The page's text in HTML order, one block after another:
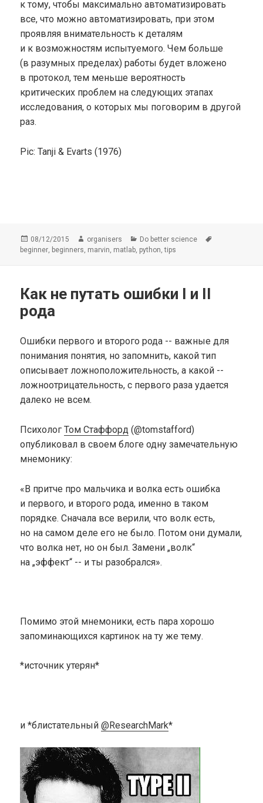
к тому, чтобы максимально автоматизировать
все, что можно автоматизировать, при этом
проявляя внимательность к деталям
и к возможностям испытуемого. Чем больше
(в разумных пределах) работы будет вложено
в протокол, тем меньше вероятность
критических проблем на следующих этапах
исследования, о которых мы поговорим в другой
раз.
Pic: Tanji & Evarts (1976)
Опубликовано
08/12/2015 Автор
organisers Рубрики
Do better science
beginner, beginners, marvin, matlab, python,tips
Как не путать ошибки I и II
рода
Ошибки первого и второго рода -- важные для
понимания понятия, но запомнить, какой тип
описывает ложноположительность, а какой --
ложноотрицательность, с первого раза удается
далеко не всем.
ПсихологТом Стаффорд (@tomstafford)
опубликовал в своем блоге одну замечательную
мнемонику:
«В притче про мальчика и волка есть ошибка
и первого, и второго рода, именно в таком
порядке. Сначала все верили, что волк есть,
но на самом деле его не было. Потом они думали,
что волка нет, но он был. Замени „волк“
на „эффект“ -- и ты разобрался».
Помимо этой мнемоники, есть пара хорошо
запоминающихся картинок на ту же тему.
*источник утерян*
и *блистательный@ResearchMark*